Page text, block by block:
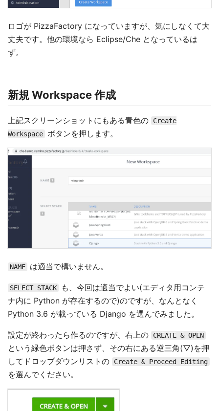
ロゴが PizzaFactory になっていますが、気にしなくて大
丈夫です。他の環境なら Eclipse/Che となっているは
ず。
新規 Workspace 作成
上記スクリーンショットにもある青色の
Create
Workspace
ボタンを押します。
NAME は適当で構いません。
SELECT STACK
も、今回は適当でよい(エディタ用コンテ
ナ内に Python が存在するので)のですが、なんとなく
Python 3.6 が載っている Django を選んでみました。
設定が終わったら作るのですが、右上の CREATE & OPEN
という緑色ボタンは押さず、その右にある逆三角(▽)を押
してドロップダウンリストの
Create & Proceed Editing
を選んでください。